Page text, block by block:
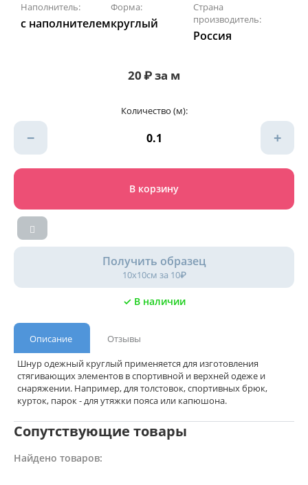
Наполнитель:
с наполнителем
Форма:
круглый
Страна
производитель:
Россия
20₽за м
Количество (м):
− +
В корзину
Получить образец
10х10см за 10₽
✓ В наличии
Описание
Отзывы
Шнур одежный круглый применяется для изготовления
стягивающих элементов в спортивной и верхней одеже и
снаряжении. Например, для толстовок, спортивных брюк,
курток, парок - для утяжки пояса или капюшона.
Сопутствующие товары
Найдено товаров: